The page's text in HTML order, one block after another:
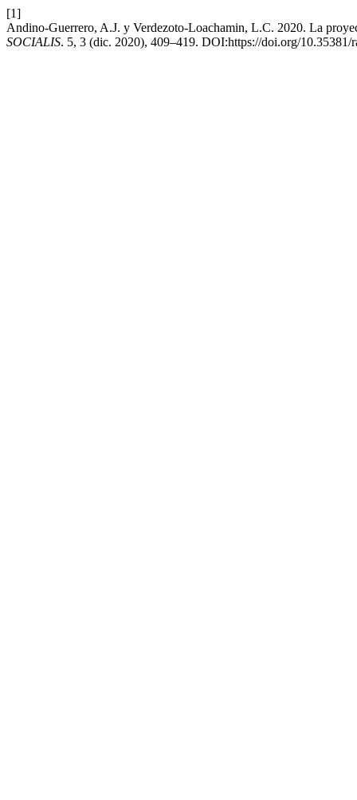
[1]
Andino-Guerrero, A.J. y Verdezoto-Loachamin, L.C. 2020. La
SOCIALIS. 5, 3 (dic. 2020), 409–419. DOI:https://doi.org/10.35381/